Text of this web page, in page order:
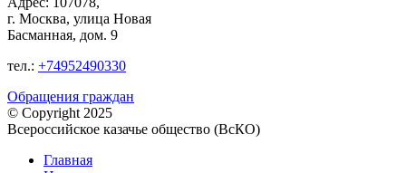
г. Москва, улица Новая
Басманная, дом. 9
тел.: +74952490330
Обращения граждан
© Copyright 2025
Всероссийское казачье общество (ВсКО)
Главная